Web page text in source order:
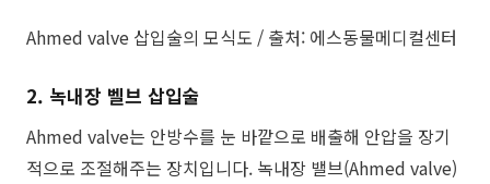
Ahmed valve 삽입술의 모식도 / 출처: 에스동물메디컬센터
2. 녹내장 벨브 삽입술
​Ahmed valve는 안방수를 눈 바깥으로 배출해 안압을 장기
적으로 조절해주는 장치입니다. 녹내장 밸브(Ahmed valve)